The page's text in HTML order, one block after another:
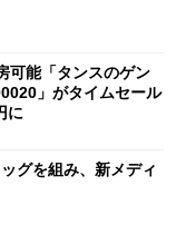
可能「タンスのゲン
」がタイムセール
に
グを組み、新メディ